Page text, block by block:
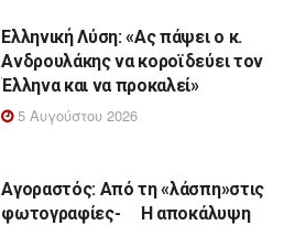
Ελληνική Λύση: «Ας πάψει ο κ.
Ανδρουλάκης να κοροϊδεύει τον
Έλληνα και να προκαλεί»
5 Αυγούστου 2026
Αγοραστός: Από τη «λάσπη»στις
φωτογραφίες- Η αποκάλυψη